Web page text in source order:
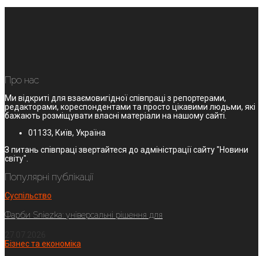
Про нас
Ми відкриті для взаємовигідної співпраці з репортерами,
редакторами, кореспондентами та просто цікавими людьми, які
бажають розміщувати власні матеріали на нашому сайті.
01133, Київ, Україна
З питань співпраці звертайтеся до адміністрації сайту "Новини
світу".
Популярні публікації
Суспільство
Фарби Sniezka: універсальні рішення для
Бізнес та економіка